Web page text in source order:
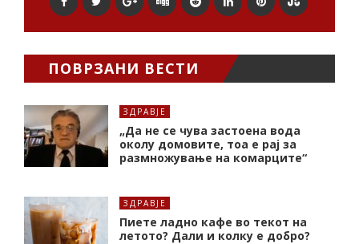
ПОВРЗАНИ ВЕСТИ
ЗДРАВЈЕ
„Да не се чува застоена вода
околу домовите, тоа е рај за
размножување на комарците“
ЗДРАВЈЕ
Пиете ладно кафе во текот на
летото? Дали и колку е добро?